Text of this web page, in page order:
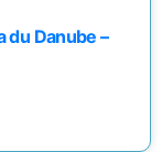
du Danube –